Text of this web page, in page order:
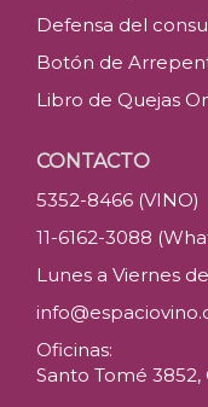
Defensa del
Botón de
Libro de Quejas
CONTACTO
5352-8466 (VINO)
11-6162-3088
Lunes a Viernes de
Oficinas:
Santo Tomé 3852,